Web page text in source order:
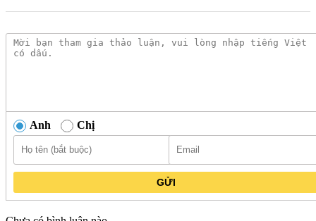
Chế độ
cân bằng máy
Mô tả chi tiết máy giặt Malloca MWM-
C1903E
Máy giặt Malloca MWM-C1903E mang đến vẻ đẹp tinh tế cho
không gian sống của bạn với thiết kế cửa trước hiện đại và màu
Anh Chị
GỬI